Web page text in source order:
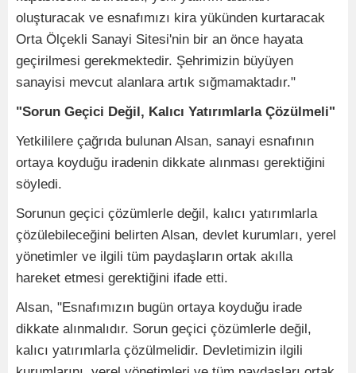
oluşturacak ve esnafımızı kira yükünden kurtaracak
Orta Ölçekli Sanayi Sitesi'nin bir an önce hayata
geçirilmesi gerekmektedir. Şehrimizin büyüyen
sanayisi mevcut alanlara artık sığmamaktadır."
"Sorun Geçici Değil, Kalıcı Yatırımlarla Çözülmeli"
Yetkililere çağrıda bulunan Alsan, sanayi esnafının
ortaya koyduğu iradenin dikkate alınması gerektiğini
söyledi.
Sorunun geçici çözümlerle değil, kalıcı yatırımlarla
çözülebileceğini belirten Alsan, devlet kurumları, yerel
yönetimler ve ilgili tüm paydaşların ortak akılla
hareket etmesi gerektiğini ifade etti.
Alsan, "Esnafımızın bugün ortaya koyduğu irade
dikkate alınmalıdır. Sorun geçici çözümlerle değil,
kalıcı yatırımlarla çözülmelidir. Devletimizin ilgili